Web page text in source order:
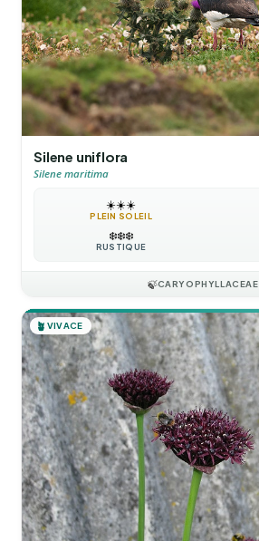
Silene uniflora
Silene maritima
☀️☀️☀️
PLEIN SOLEIL
❄️❄️❄️
RUSTIQUE
🍃CARYOPHYLLACEAE
🪴 VIVACE